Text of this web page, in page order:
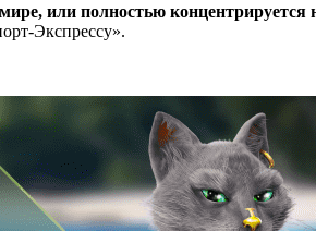
или полностью концентрируется
Экспрессу».